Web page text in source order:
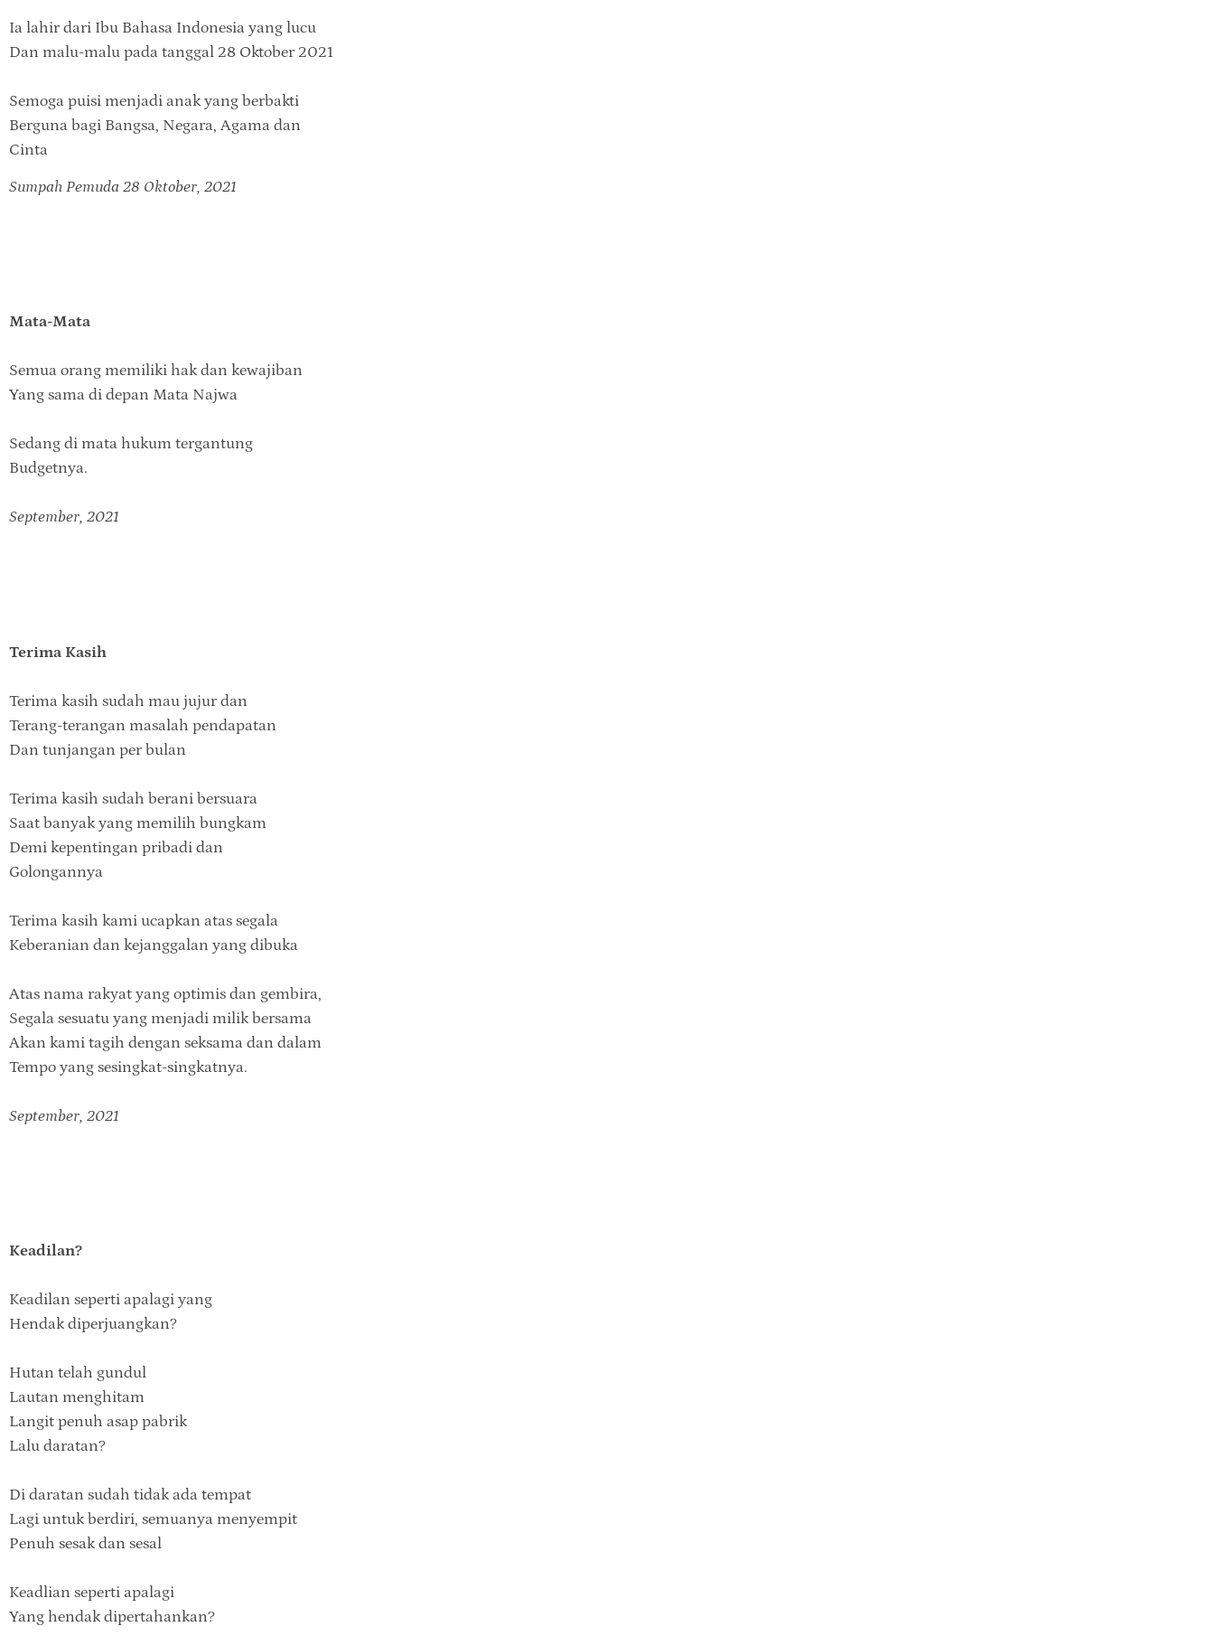
Ia lahir dari Ibu Bahasa Indonesia yang lucu
Dan malu-malu pada tanggal 28 Oktober 2021
Semoga puisi menjadi anak yang berbakti
Berguna bagi Bangsa, Negara, Agama dan
Cinta
Sumpah Pemuda 28 Oktober, 2021
Mata-Mata
Semua orang memiliki hak dan kewajiban
Yang sama di depan Mata Najwa
Sedang di mata hukum tergantung
Budgetnya.
September, 2021
Terima Kasih
Terima kasih sudah mau jujur dan
Terang-terangan masalah pendapatan
Dan tunjangan per bulan
Terima kasih sudah berani bersuara
Saat banyak yang memilih bungkam
Demi kepentingan pribadi dan
Golongannya
Terima kasih kami ucapkan atas segala
Keberanian dan kejanggalan yang dibuka
Atas nama rakyat yang optimis dan gembira,
Segala sesuatu yang menjadi milik bersama
Akan kami tagih dengan seksama dan dalam
Tempo yang sesingkat-singkatnya.
September, 2021
Keadilan?
Keadilan seperti apalagi yang
Hendak diperjuangkan?
Hutan telah gundul
Lautan menghitam
Langit penuh asap pabrik
Lalu daratan?
Di daratan sudah tidak ada tempat
Lagi untuk berdiri, semuanya menyempit
Penuh sesak dan sesal
Keadlian seperti apalagi
Yang hendak dipertahankan?